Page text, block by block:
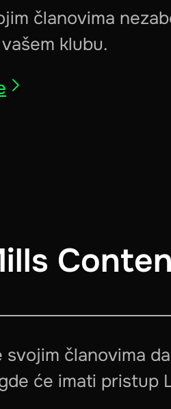
članovima
klubu.
svojim članovima
će imati pristup